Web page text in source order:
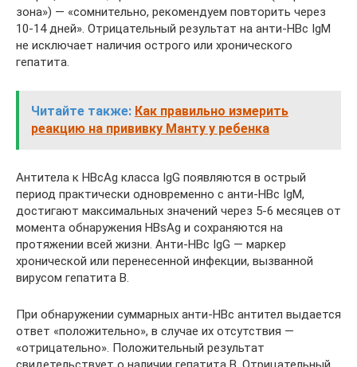
зона») — «сомнительно, рекомендуем повторить через
10-14 дней». Отрицательный результат на анти-HBc IgM
не исключает наличия острого или хронического
гепатита.
Читайте также: Как правильно измерить
реакцию на прививку Манту у ребенка
Антитела к HBсAg класса IgG появляются в острый
период практически одновременно с анти-HBс IgМ,
достигают максимальных значений через 5-6 месяцев от
момента обнаружения HBsAg и сохраняются на
протяжении всей жизни. Анти-HBс IgG — маркер
хронической или перенесенной инфекции, вызванной
вирусом гепатита В.
При обнаружении суммарных анти-HBc антител выдается
ответ «положительно», в случае их отсутствия —
«отрицательно». Положительный результат